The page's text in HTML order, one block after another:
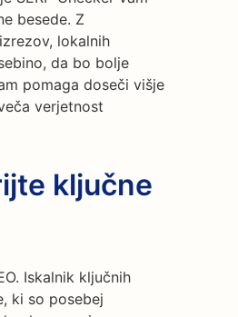
besede. Z
lokalnih
da bo bolje
pomaga doseči višje
verjetnost
ključne
Iskalnik ključnih
ki so posebej